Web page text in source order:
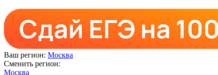
Ваш регион: Москва
Сменить регион:
Москва